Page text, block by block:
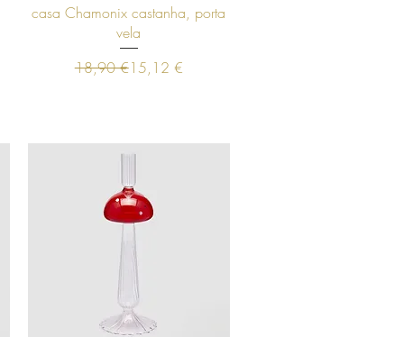
Visualização rápida
casa Chamonix castanha, porta
vela
Preço normal
18,90 €Preço promocional
15,12 €